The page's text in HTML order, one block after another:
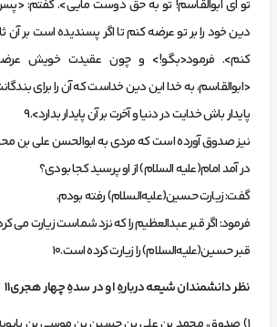
تو اي‌ ابوالقاسم! تو به‌ حق‌ دوست‌ مايي>. گفتم:
دين‌ خود را بر تو عرضه‌ كنم‌ تا اگر پسنديده‌ است‌ بر آن‌
كنم>. فرمود<بگو!> و چون‌ عقيدت‌ خويش‌
<ابوالقاسم، به‌ خدا اين‌ دين‌ خداست‌ كه‌ آن‌ را براي‌
پايدار باش‌ خدايت‌ در دنيا و آخرت‌ بر آن‌ پايدار بدارد>.9
نيز صدوق آورده است كه مردي به ابوالحسن علي بن
در آمد امام(عليه السلا‌م) از او پرسيد كجا بودي؟
گفت: زيارت حسين(عليه‌السلا‌م) رفته بودم.
فرمود: اگر قبر عبدالعظيم را كه نزد شماست زيارت
قبر حسين(عليه‌السلا‌م) را زيارت كرده است.10
نظر دانشمندان‌ شيعه‌ دربارهِ‌ او در سدهِ‌ چهار هجري11